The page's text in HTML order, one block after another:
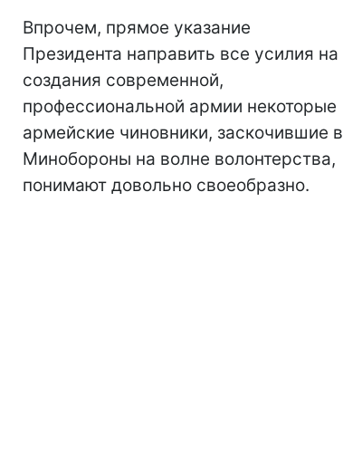
Впрочем, прямое указание
Президента направить все усилия на
создания современной,
профессиональной армии некоторые
армейские чиновники, заскочившие в
Минобороны на волне волонтерства,
понимают довольно своеобразно.